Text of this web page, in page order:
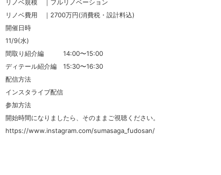
リノベ規模 ｜フルリノベーション
リノベ費用 ｜2700万円(消費税・設計料込)
開催日時
11/9(水)
間取り紹介編 14:00〜15:00
ディテール紹介編 15:30〜16:30
配信方法
インスタライブ配信
参加方法
開始時間になりましたら、そのままご視聴ください。
https://www.instagram.com/sumasaga_fudosan/